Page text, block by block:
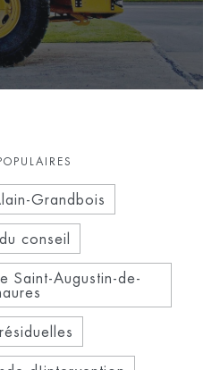
Grandbois
conseil
Saint-Augustin-de-